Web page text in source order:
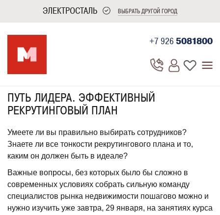
ЭЛЕКТРОСТАЛЬ ВЫБРАТЬ ДРУГОЙ ГОРОД
+7 926 5081800
ПУТЬ ЛИДЕРА. ЭФФЕКТИВНЫЙ
РЕКРУТИНГОВЫЙ ПЛАН
Умеете ли вы правильно выбирать сотрудников?
Знаете ли все тонкости рекрутингового плана и то,
каким он должен быть в идеале?
Важные вопросы, без которых было бы сложно в
современных условиях собрать сильную команду
специалистов рынка недвижимости пошагово можно и
нужно изучить уже завтра, 29 января, на занятиях курса